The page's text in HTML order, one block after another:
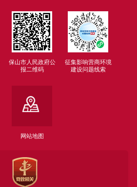
保山市人民政府公
报二维码
征集影响营商环境
建设问题线索
网站地图